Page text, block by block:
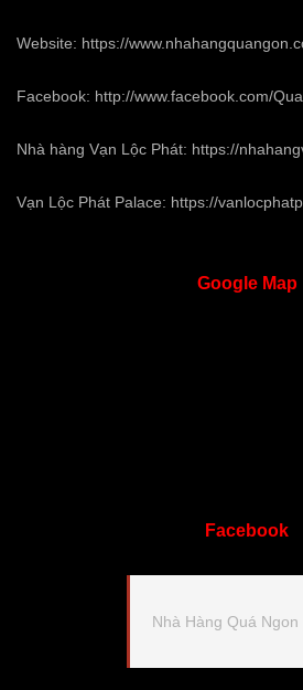
Website: https://
Facebook: http://www.facebook.com/
Nhà hàng Vạn Lộc Phát: https://
Vạn Lộc Phát Palace: https://
GoogleMap
Facebook
Nhà Hàng Quá Ngon